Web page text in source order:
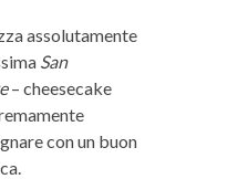
assolutamente
San
– cheesecake
con un buon